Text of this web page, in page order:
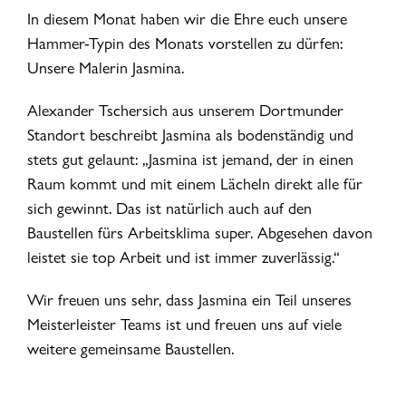
In diesem Monat haben wir die Ehre euch unsere
Hammer-Typin des Monats vorstellen zu dürfen:
Unsere Malerin Jasmina.
Alexander Tschersich aus unserem Dortmunder
Standort beschreibt Jasmina als bodenständig und
stets gut gelaunt: „Jasmina ist jemand, der in einen
Raum kommt und mit einem Lächeln direkt alle für
sich gewinnt. Das ist natürlich auch auf den
Baustellen fürs Arbeitsklima super. Abgesehen davon
leistet sie top Arbeit und ist immer zuverlässig.“
Wir freuen uns sehr, dass Jasmina ein Teil unseres
Meisterleister Teams ist und freuen uns auf viele
weitere gemeinsame Baustellen.